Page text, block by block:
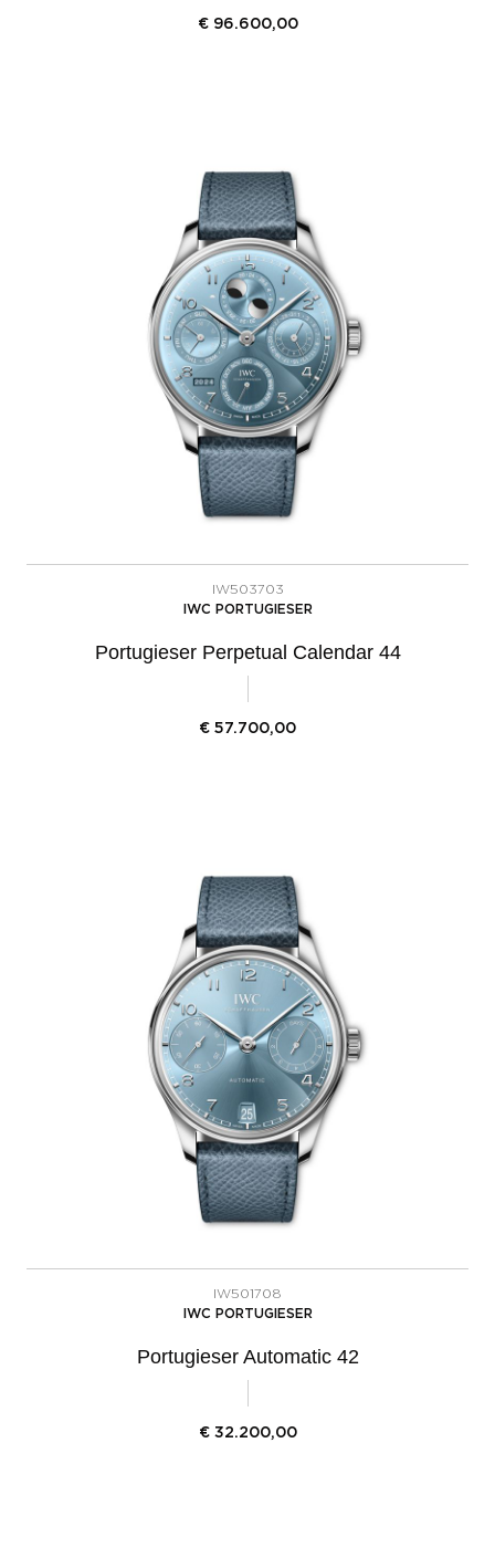
€ 96.600,00
IW503703
IWC PORTUGIESER
Portugieser Perpetual Calendar 44
€ 57.700,00
IW501708
IWC PORTUGIESER
Portugieser Automatic 42
€ 32.200,00